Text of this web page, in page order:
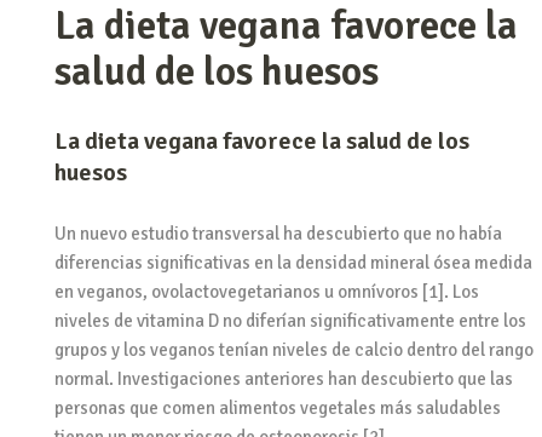
La dieta vegana favorece la
salud de los huesos
La dieta vegana favorece la salud de los
huesos
Un nuevo estudio transversal ha descubierto que no había
diferencias significativas en la densidad mineral ósea medida
en veganos, ovolactovegetarianos u omnívoros [1]. Los
niveles de vitamina D no diferían significativamente entre los
grupos y los veganos tenían niveles de calcio dentro del rango
normal. Investigaciones anteriores han descubierto que las
personas que comen alimentos vegetales más saludables